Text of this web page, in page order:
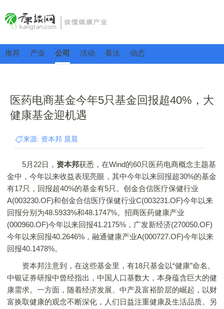
推荐 产业 公司 活动 看法 动态
医药电商基金今年5只基金回报超40%，大
健康基金迎机遇
来源: 资本邦 晨晨
5月22日， 资本邦获悉，在Wind的60只医药电商概念主题基
金中，今年以来收益表现亮眼，其中今年以来回报超30%的基金
有17只，回报超40%的基金有5只。创金合信医疗保健行业
A(003230.OF)和创金合信医疗保健行业C(003231.OF)今年以来
回报分别为48.5933%和48.1747%。招商医药健康产业
(000960.OF)今年以来回报41.2175%，广发新经济(270050.OF)
今年以来回报40.2646%，融通健康产业A(000727.OF)今年以来
回报40.1478%。
资本邦注意到，在这些基金里，有18只基金以“健康”命名。
中银证券研报中曾经指出，中国人口基数大，本身蕴含巨大的健
康需求。一方面，随着经济发展、中产及富裕阶层的崛起，以财
富换取健康的观念不断深化，人们日益注重健康及生活品质。另